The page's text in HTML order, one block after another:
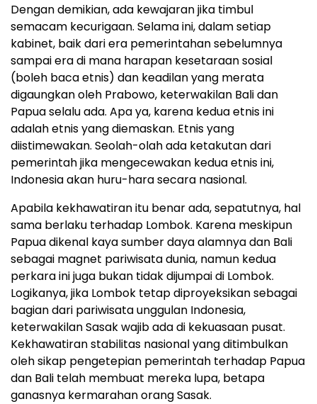
Dengan demikian, ada kewajaran jika timbul
semacam kecurigaan. Selama ini, dalam setiap
kabinet, baik dari era pemerintahan sebelumnya
sampai era di mana harapan kesetaraan sosial
(boleh baca etnis) dan keadilan yang merata
digaungkan oleh Prabowo, keterwakilan Bali dan
Papua selalu ada. Apa ya, karena kedua etnis ini
adalah etnis yang diemaskan. Etnis yang
diistimewakan. Seolah-olah ada ketakutan dari
pemerintah jika mengecewakan kedua etnis ini,
Indonesia akan huru-hara secara nasional.
Apabila kekhawatiran itu benar ada, sepatutnya, hal
sama berlaku terhadap Lombok. Karena meskipun
Papua dikenal kaya sumber daya alamnya dan Bali
sebagai magnet pariwisata dunia, namun kedua
perkara ini juga bukan tidak dijumpai di Lombok.
Logikanya, jika Lombok tetap diproyeksikan sebagai
bagian dari pariwisata unggulan Indonesia,
keterwakilan Sasak wajib ada di kekuasaan pusat.
Kekhawatiran stabilitas nasional yang ditimbulkan
oleh sikap pengetepian pemerintah terhadap Papua
dan Bali telah membuat mereka lupa, betapa
ganasnya kermarahan orang Sasak.